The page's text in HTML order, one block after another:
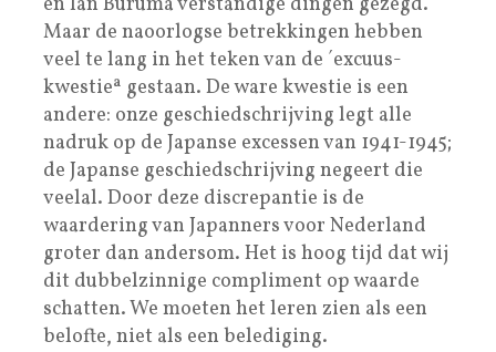
Maar de naoorlogse betrekkingen hebben
veel te lang in het teken van de ´excuus-
kwestieª gestaan. De ware kwestie is een
andere: onze geschiedschrijving legt alle
nadruk op de Japanse excessen van 1941-1945;
de Japanse geschiedschrijving negeert die
veelal. Door deze discrepantie is de
waardering van Japanners voor Nederland
groter dan andersom. Het is hoog tijd dat wij
dit dubbelzinnige compliment op waarde
schatten. We moeten het leren zien als een
belofte, niet als een belediging.